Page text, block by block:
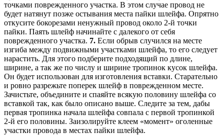
точками поврежденного участка. В этом случае провод не
будет натянут позже остывания места пайки шлейфа. Опрятно
откусите бокорезами ненужный провод около 2-й точки
пайки. Паять шлейф начинайте с далекого от себя
поврежденного участка. 7. Если обрыв случился на месте
изгиба между подвижными участками шлейфа, то его следует
нарастить. Для этого подберите подходящий по длине,
ширине, а так же по числу и ширине тропинок кусок шлейфа.
Он будет использован для изготовления вставки. Старательно
и ровно разрежьте поперек шлейф в поврежденном месте.
Зачистьте, объедините и спаяйте всякую половину шлейфа со
вставкой так, как было описано выше. Следите за тем, дабы
первая тропинка начала шлейфа совпала с первой тропинкой
2-й его половины. Заизолируйте клеем «момент» оголенные
участки провода в местах пайки шлейфа.